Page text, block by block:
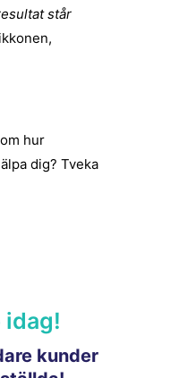
står
hur
dig? Tveka
idag!
kunder